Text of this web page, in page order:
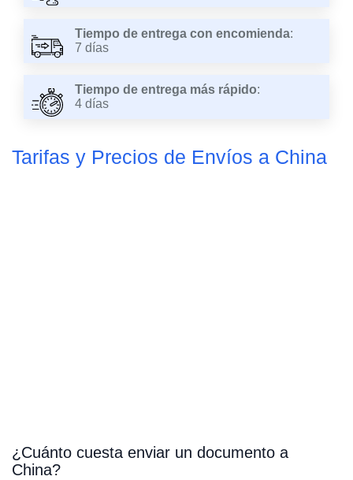
Tiempo de entrega con encomienda:
7 días
Tiempo de entrega más rápido:
4 días
Tarifas y Precios de Envíos a China
¿Cuánto cuesta enviar un documento a
China?